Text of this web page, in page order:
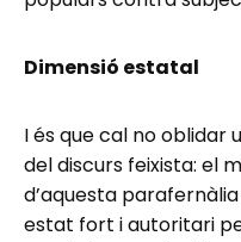
Dimensió estatal
I és que cal no oblidar
del discurs feixista: el
d’aquesta
estat fort i autoritari